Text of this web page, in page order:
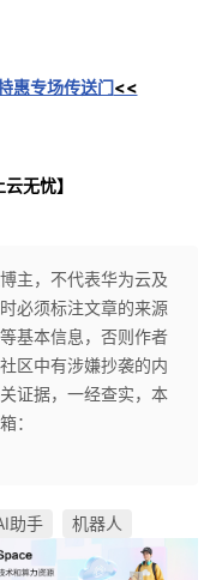
惠专场传送门<<
无忧】
主，不代表华为云及
必须标注文章的来源
基本信息，否则作者
区中有涉嫌抄袭的内
证据，一经查实，本
：
助手 机器人